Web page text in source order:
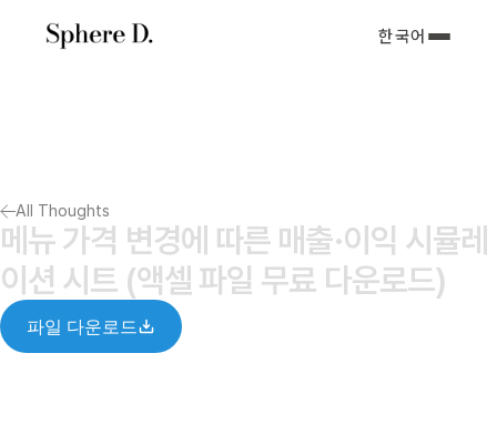
한국어
Notify me
All Thoughts
메뉴 가격 변경에 따른 매출·이익 시뮬레
이션 시트 (액셀 파일 무료 다운로드)
파일 다운로드